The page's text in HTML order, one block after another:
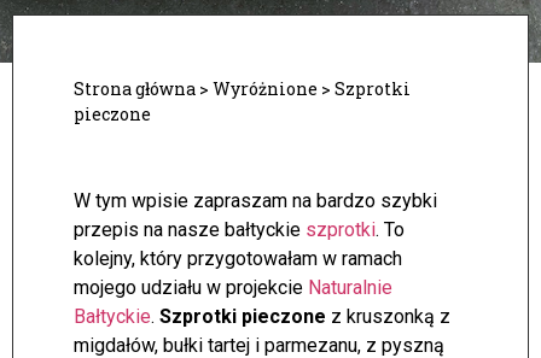
Strona główna > Wyróżnione > Szprotki
pieczone
W tym wpisie zapraszam na bardzo szybki
przepis na nasze bałtyckie szprotki. To
kolejny, który przygotowałam w ramach
mojego udziału w projekcie Naturalnie
Bałtyckie. Szprotki pieczone z kruszonką z
migdałów, bułki tartej i parmezanu, z pyszną